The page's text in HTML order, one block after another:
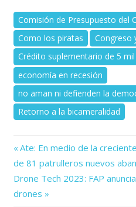
Comisión de Presupuesto del
Como los piratas
Congreso
Crédito suplementario de 5
economía en recesión
no aman ni defienden la
Retorno a la bicameralidad
Navegación
de
entradas
Previous
Post:
Ate: En medio de la
de 81 patrulleros nuevos
Next
Post:
Drone Tech 2023: FAP
drones